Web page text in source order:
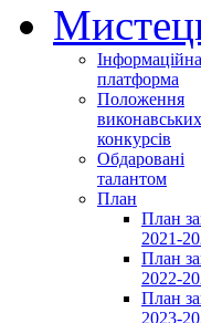
Інформаційна
платформа
Положення
виконавських
конкурсів
Обдаровані
талантом
План
План
2021-
План
2022-
План
2023-